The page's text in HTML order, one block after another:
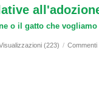
o il gatto che
(223) / Commenti